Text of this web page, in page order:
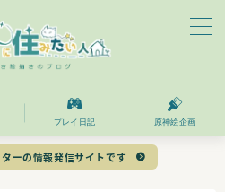
プレイ日記 原神絵企画
ーの情報発信サイトです